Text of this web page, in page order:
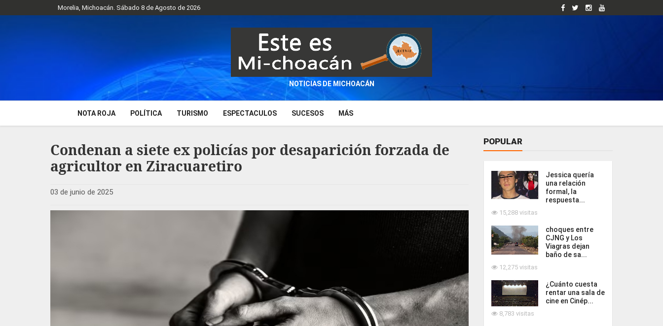
Morelia, Michoacán. Sábado 8 de Agosto de 2026
NOTICIAS DE MICHOACÁN
NOTA ROJA POLÍTICA TURISMO ESPECTACULOS SUCESOS MÁS
Condenan a siete ex policías por desaparición forzada de
agricultor en Ziracuaretiro
03 de junio de 2025
POPULAR
Jessica quería
una relación
formal, la
respuesta...
15,288 visitas
choques entre
CJNG y Los
Viagras dejan
baño de sa...
12,275 visitas
¿Cuánto cuesta
rentar una sala de
cine en Cinép...
8,783 visitas